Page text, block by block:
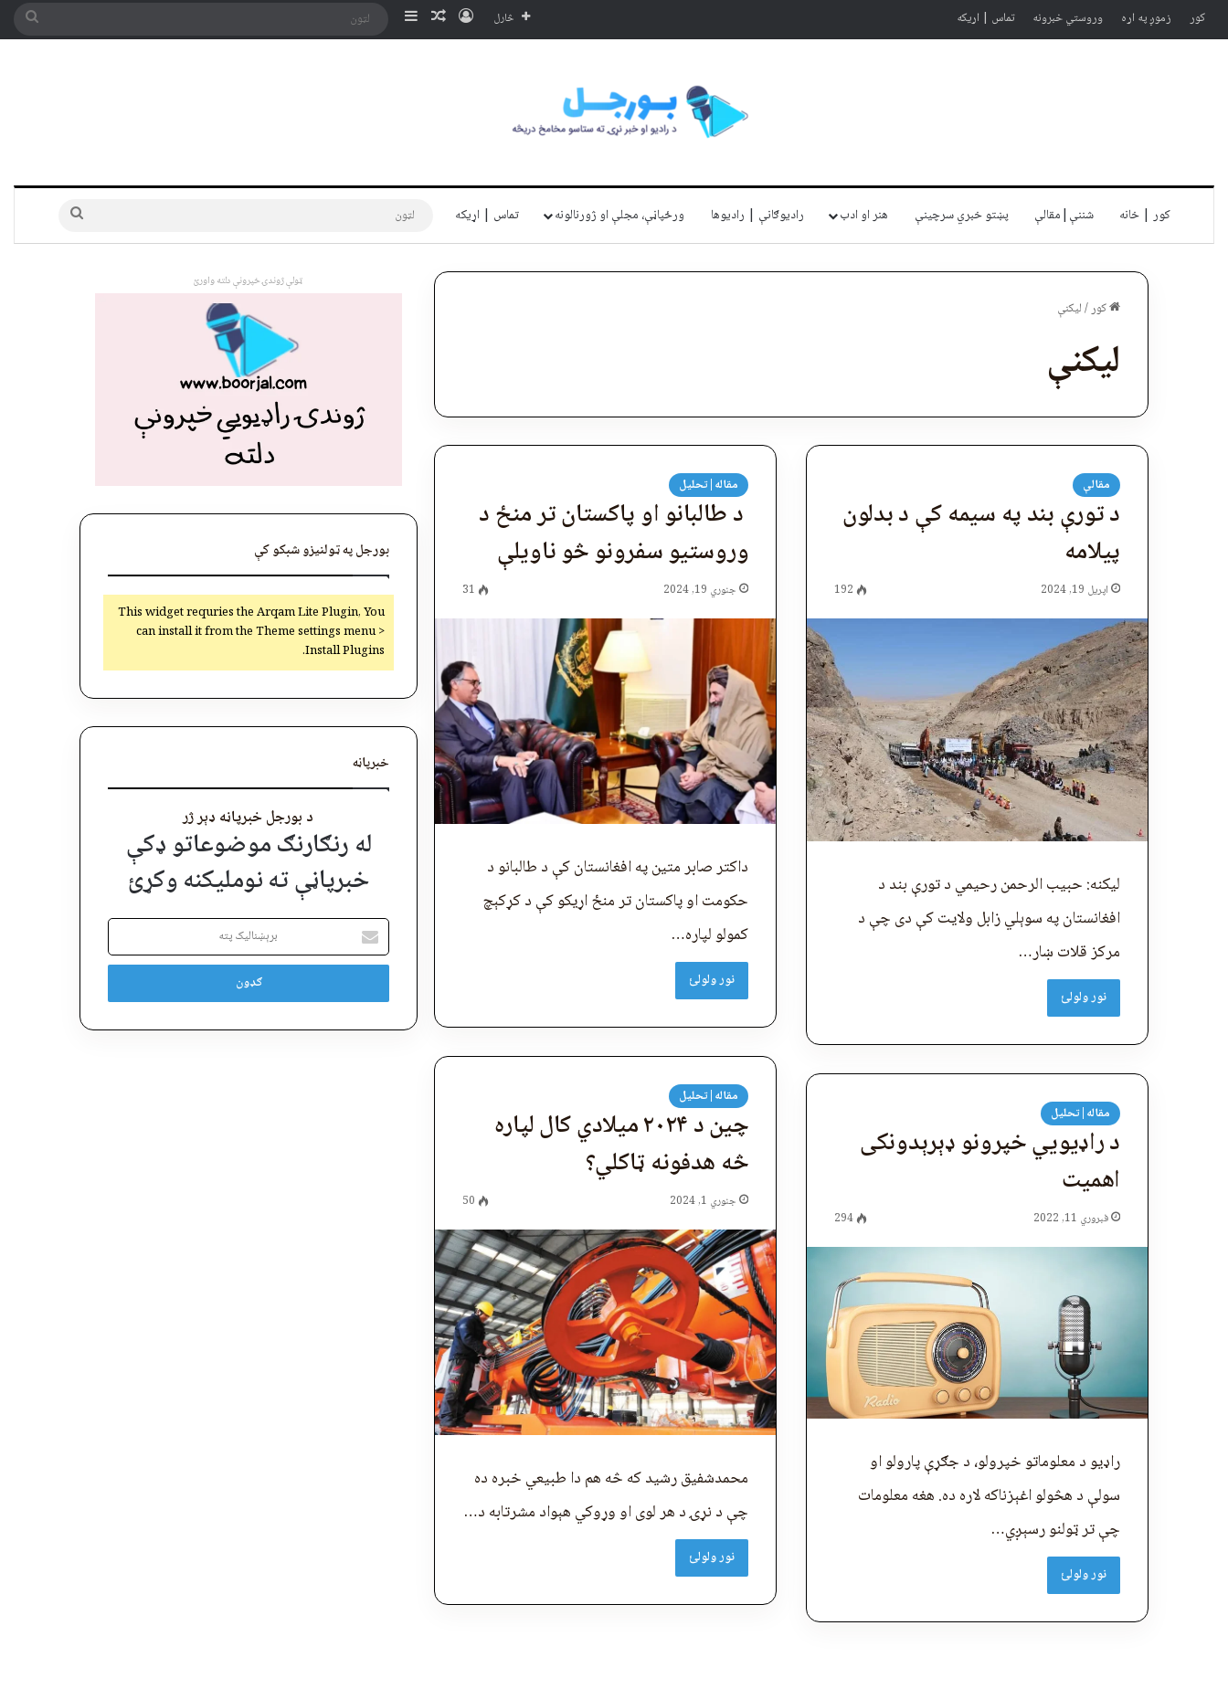
کور زموږ په اړه وروستي خبرونه تماس | اړیکه څارل ننوتلناڅاپه توری
Sidebar لټون
کور | خانه شننې|مقالې پښتو خبري سرچينې هنر او ادب رادیوګانې | رادیوها ورځپاڼې، مجلې او ژورنالونه تماس | اړیکه لټون
کور/لیکنې
لیکنې
مقالې
د تورې بند په سیمه کې د بدلون
پيلامه
اپریل 19, 2024 192
لیکنه: حبیب الرحمن رحیمي د تورې بند د
‌‌افغانستان په سوېلي زابل ولایت کې دی چې د
مرکز قلات ښار…
نور ولولئ
مقاله|تحلیل
د طالبانو او پاکستان تر منځ د
وروستیو سفرونو څو ناویلې
جنوري 19, 2024 31
داکتر صابر متین په افغانستان کې د طالبانو د
حکومت او پاکستان تر منځ اړیکو کې د کړکېچ
کمولو لپاره…
نور ولولئ
مقاله|تحلیل
چین د ۲۰۲۴ میلادي کال لپاره
څه هدفونه ټاکلي؟
جنوري 1, 2024 50
محمدشفیق رشید که څه هم دا طبیعي خبره ده
چې د نړۍ د هر لوی او وړوکي هېواد مشرتابه د…
نور ولولئ
مقاله|تحلیل
د راډيويي خپرونو ډېرېدونکی
اهمیت
فبروري 11, 2022 294
راډیو د معلوماتو خپرولو، د جګړې پارولو او
سولې د هڅولو اغېزناکه لاره ده. هغه معلومات
چې تر ټولنو رسېږي…
نور ولولئ
ټولې ژوندۍ خپرونې دلته واورئ
بورجل په ټولنیزو شبکو کې
This widget requries the Arqam Lite Plugin, You
can install it from the Theme settings menu >
Install Plugins.
خبرپاڼه
د بورجل خبرپاڼه ډېر ژر
له رنګارنګ موضوعاتو ډکې
خبرپاڼې ته نوملیکنه وکړئ
برېښنالیک
پته